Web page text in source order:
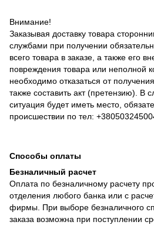
Внимание!
Заказывая доставку товара
службами при получении
всего товара в заказе, а также его
повреждения товара или неполной
необходимо отказаться от
также составить акт (претензию). В
ситуация будет иметь место,
происшествии по тел:
Способы оплаты
Безналичный расчет
Оплата по безналичному расчету
отделения любого банка или с
фирмы. При выборе безналичного
заказа возможна при поступлении